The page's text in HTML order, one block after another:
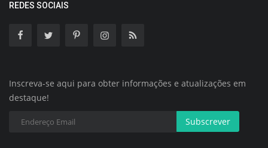
REDES SOCIAIS
Inscreva-se aqui para obter informações e atualizações em
destaque!
Subscrever